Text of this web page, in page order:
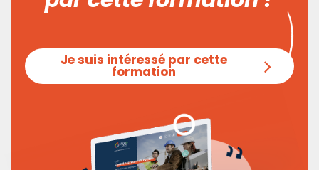
Je suis intéressé par cette
formation